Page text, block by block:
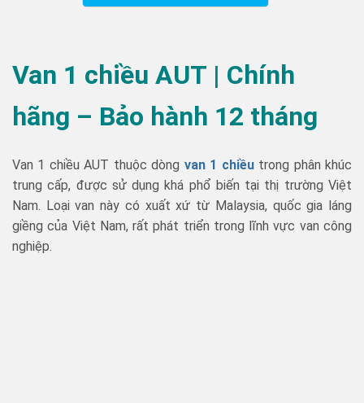
Van 1 chiều AUT | Chính
hãng – Bảo hành 12 tháng
Van 1 chiều AUT thuộc dòng van 1 chiềutrong phân khúc
trung cấp, được sử dụng khá phổ biến tại thị trường Việt
Nam. Loại van này có xuất xứ từ Malaysia, quốc gia láng
giềng của Việt Nam, rất phát triển trong lĩnh vực van công
nghiệp.